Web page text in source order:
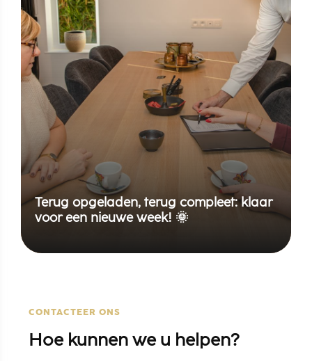
Terug opgeladen, terug compleet: klaar
voor een nieuwe week! 🌞
CONTACTEER ONS
Hoe kunnen we u helpen?